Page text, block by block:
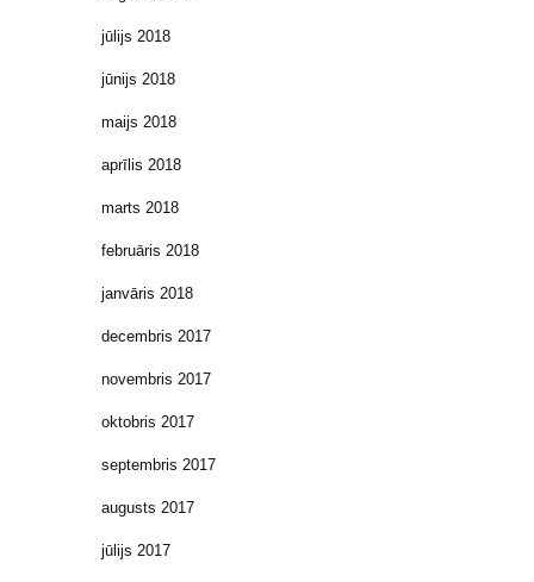
jūlijs 2018
jūnijs 2018
maijs 2018
aprīlis 2018
marts 2018
februāris 2018
janvāris 2018
decembris 2017
novembris 2017
oktobris 2017
septembris 2017
augusts 2017
jūlijs 2017